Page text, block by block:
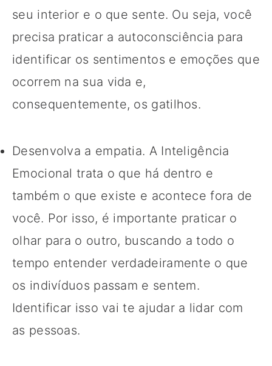
seu interior e o que sente. Ou seja, você
precisa praticar a autoconsciência para
identificar os sentimentos e emoções que
ocorrem na sua vida e,
consequentemente, os gatilhos.
Desenvolva a empatia. A Inteligência
Emocional trata o que há dentro e
também o que existe e acontece fora de
você. Por isso, é importante praticar o
olhar para o outro, buscando a todo o
tempo entender verdadeiramente o que
os indivíduos passam e sentem.
Identificar isso vai te ajudar a lidar com
as pessoas.